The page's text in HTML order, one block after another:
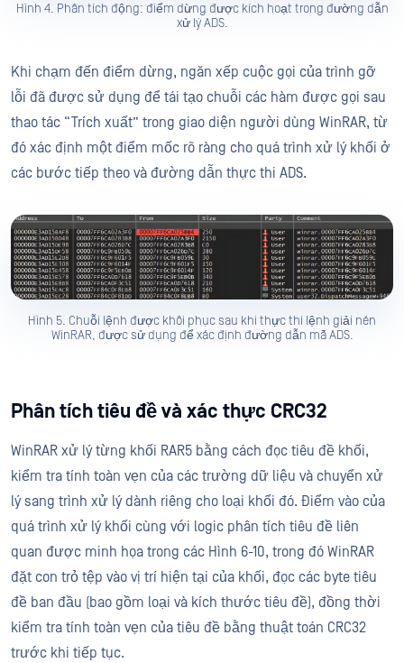
Hình 4. Phân tích động: điểm dừng được kích hoạt trong đường dẫn
xử lý ADS.
Khi chạm đến điểm dừng, ngăn xếp cuộc gọi của trình gỡ
lỗi đã được sử dụng để tái tạo chuỗi các hàm được gọi sau
thao tác “Trích xuất” trong giao diện người dùng WinRAR, từ
đó xác định một điểm mốc rõ ràng cho quá trình xử lý khối ở
các bước tiếp theo và đường dẫn thực thi ADS.
Hình 5. Chuỗi lệnh được khôi phục sau khi thực thi lệnh giải nén
WinRAR, được sử dụng để xác định đường dẫn mã ADS.
Phân tích tiêu đề và xác thực CRC32
WinRAR xử lý từng khối RAR5 bằng cách đọc tiêu đề khối,
kiểm tra tính toàn vẹn của các trường dữ liệu và chuyển xử
lý sang trình xử lý dành riêng cho loại khối đó. Điểm vào của
quá trình xử lý khối cùng với logic phân tích tiêu đề liên
quan được minh họa trong các Hình 6-10, trong đó WinRAR
đặt con trỏ tệp vào vị trí hiện tại của khối, đọc các byte tiêu
đề ban đầu (bao gồm loại và kích thước tiêu đề), đồng thời
kiểm tra tính toàn vẹn của tiêu đề bằng thuật toán CRC32
trước khi tiếp tục.